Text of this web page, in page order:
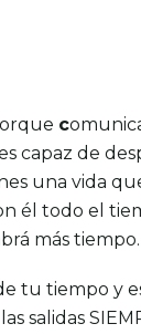
c
capaz de
una vida
él todo el
más tiempo.
tu tiempo y
salidas